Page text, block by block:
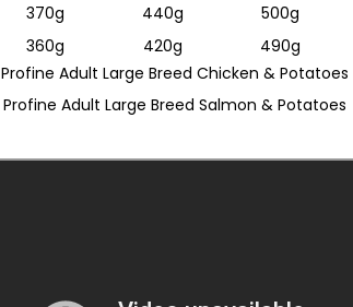
370g 440g 500g
360g 420g 490g
Profine Adult Large Breed Chicken & Potatoes
Profine Adult Large Breed Salmon & Potatoes